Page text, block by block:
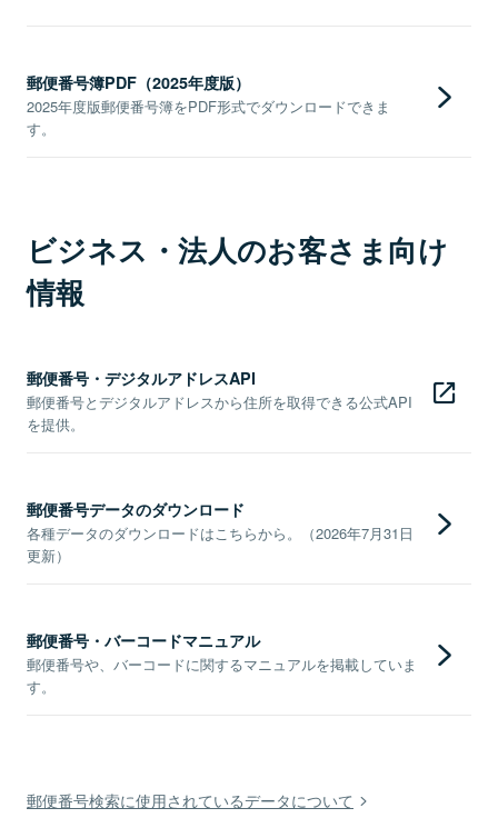
郵便番号簿PDF（2025年度版）
2025年度版郵便番号簿をPDF形式でダウンロードできま
す。
ビジネス・法人のお客さま向け
情報
郵便番号・デジタルアドレスAPI
郵便番号とデジタルアドレスから住所を取得できる公式API
を提供。
郵便番号データのダウンロード
各種データのダウンロードはこちらから。（2026年7月31日
更新）
郵便番号・バーコードマニュアル
郵便番号や、バーコードに関するマニュアルを掲載していま
す。
郵便番号検索に使用されているデータについて